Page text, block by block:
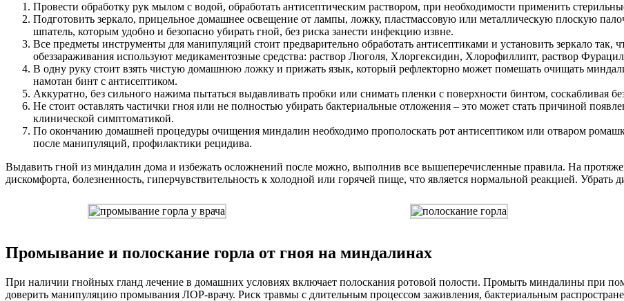
Провести обработку рук мылом с водой, обработать антисептическим раствором, при необходимости применить
Подготовить зеркало, прицельное домашнее освещение от лампы, ложку, пластмассовую или металлическую плоскую
шпатель, которым удобно и безопасно убирать гной, без риска занести инфекцию извне.
Все предметы инструменты для манипуляций стоит предварительно обработать антисептиками и установить зеркало так,
обеззараживания используют медикаментозные средства: раствор Люголя, Хлоргексидин, Хлорофиллипт, раствор
В одну руку стоит взять чистую домашнюю ложку и прижать язык, который рефлекторно может помешать очищать
намотан бинт с антисептиком.
Аккуратно, без сильного нажима пытаться выдавливать пробки или снимать пленки с поверхности бинтом, соскабливая
Не стоит оставлять частички гноя или не полностью убирать бактериальные отложения – это может стать причиной
клинической симптоматикой.
По окончанию домашней процедуры очищения миндалин необходимо прополоскать рот антисептиком или отваром
после манипуляций, профилактики рецидива.
Выдавить гной из миндалин дома и избежать осложнений после можно, выполнив все вышеперечисленные правила. На
дискомфорта, болезненность, гиперчувствительность к холодной или горячей пище, что является нормальной реакцией. Убрать
Промывание и полоскание горла от гноя на миндалинах
При наличии гнойных гланд лечение в домашних условиях включает полоскания ротовой полости. Промыть миндалины при
доверить манипуляцию промывания ЛОР-врачу. Риск травмы с длительным процессом заживления, бактериальным